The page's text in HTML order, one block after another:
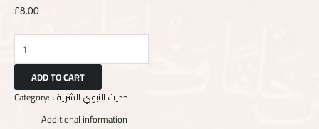
£8.00
ADD TO CART
Category: الحديث النبوي الشريف
Additional information